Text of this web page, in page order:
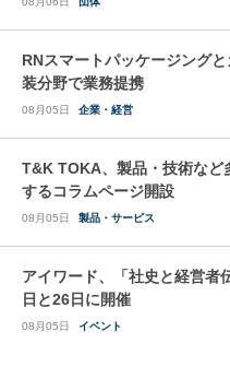
RNスマートパッケージング
装分野で業務提携
08月05日 企業・経営
T&K TOKA、製品・技術など
するコラムページ開設
08月05日 製品・サービス
アイワード、「社史と経営者
日と26日に開催
08月05日 イベント